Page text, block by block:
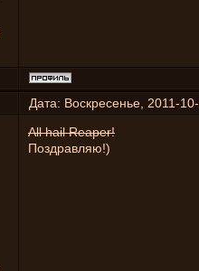
Дата: Воскресенье, 2011-
All hail Reaper!
Поздравляю!)